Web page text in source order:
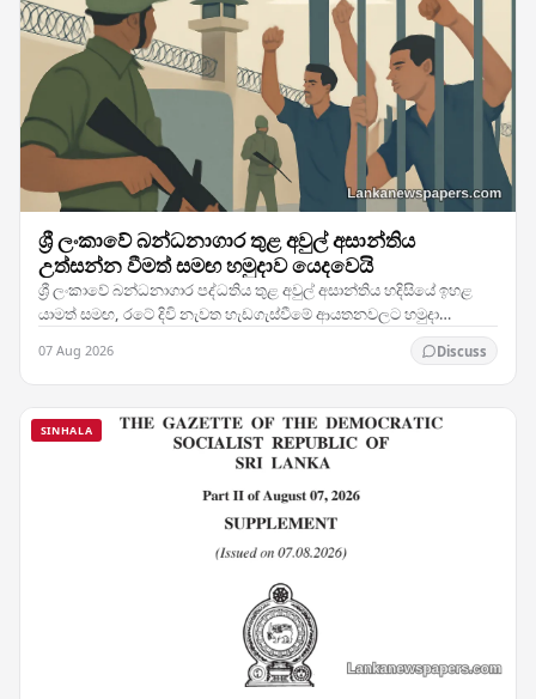
ශ්‍රී ලංකාවේ බන්ධනාගාර තුළ අවුල් අසාන්තිය
උත්සන්න වීමත් සමඟ හමුදාව යෙදවෙයි
ශ්‍රී ලංකාවේ බන්ධනාගාර පද්ධතිය තුළ අවුල් අසාන්තිය හදිසියේ ඉහළ
යාමත් සමඟ, රටේ දිවි නැවත හැඩගැස්වීමේ ආයතනවලට හමුදා
07 Aug 2026 Discuss
SINHALA